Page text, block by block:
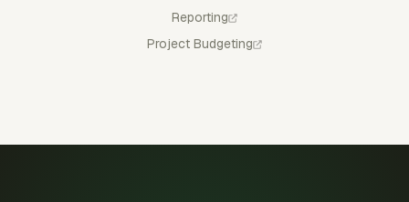
Reporting
Project Budgeting